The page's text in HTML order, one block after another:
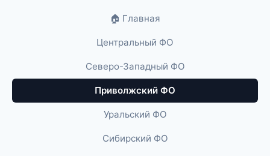
🏠 Главная
Центральный ФО
Северо-Западный ФО
Приволжский ФО
Уральский ФО
Сибирский ФО